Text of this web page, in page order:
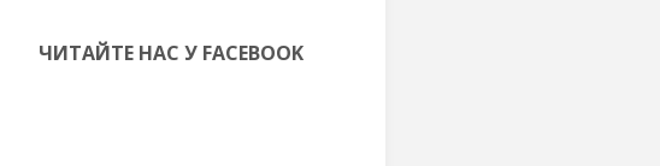
ЧИТАЙТЕ НАС У FACEBOOK